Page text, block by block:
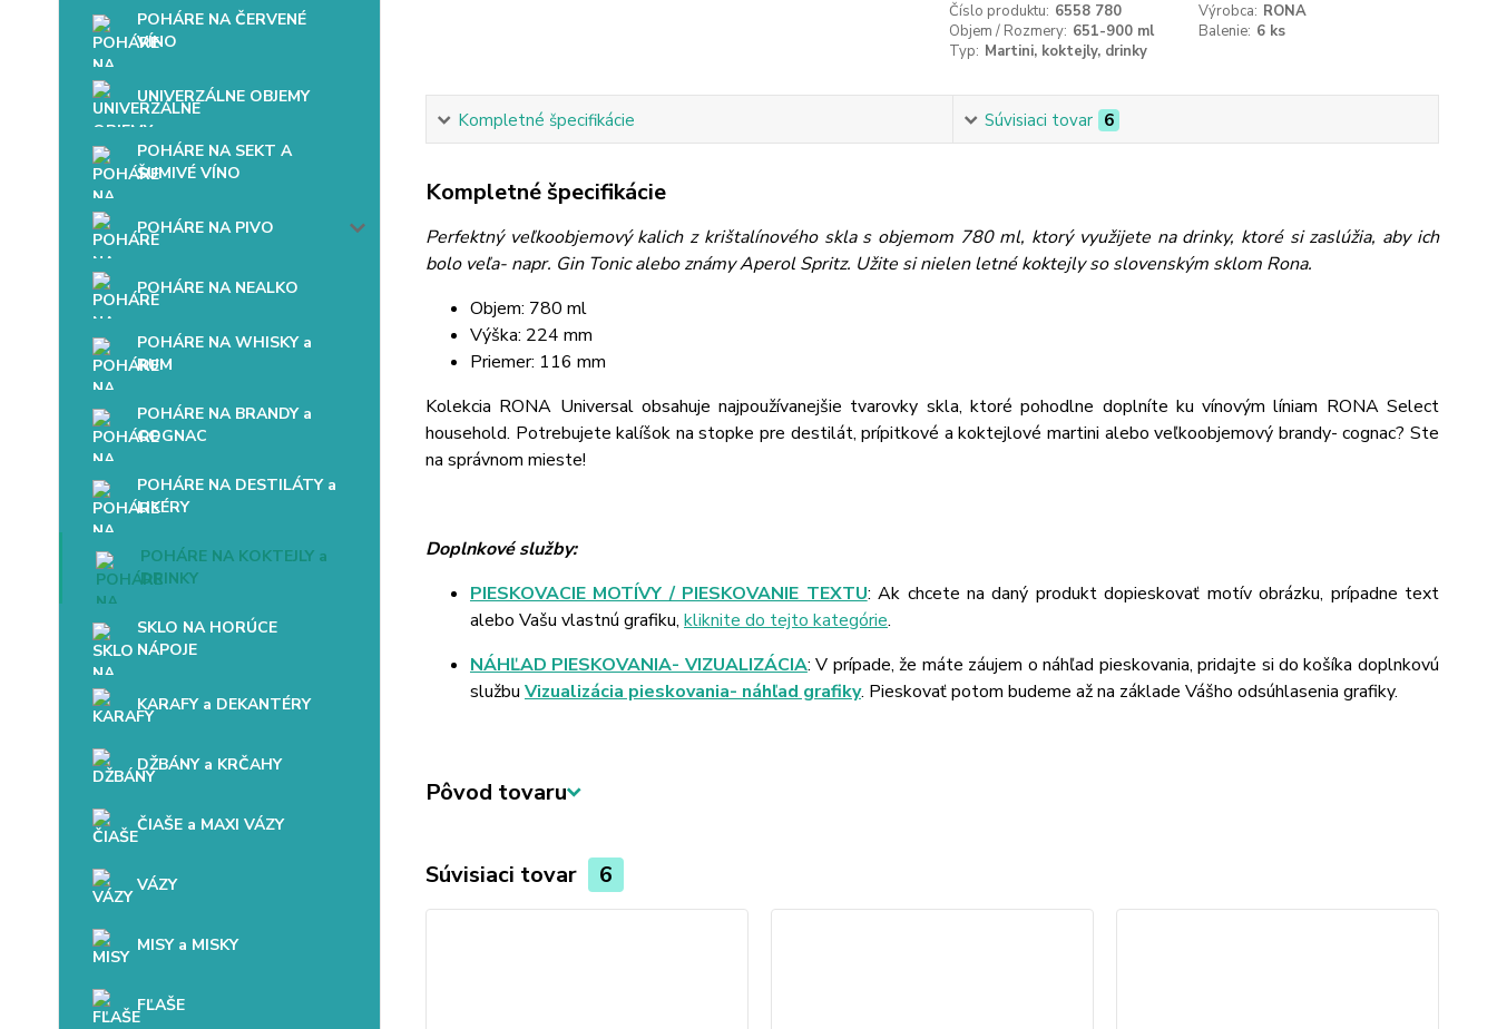
POHÁRE NA ČERVENÉ
VÍNO
UNIVERZÁLNE OBJEMY
POHÁRE NA SEKT A
ŠUMIVÉ VÍNO
POHÁRE NA PIVO
POHÁRE NA NEALKO
POHÁRE NA WHISKY a
RUM
POHÁRE NA BRANDY a
COGNAC
POHÁRE NA DESTILÁTY a
LIKÉRY
POHÁRE NA KOKTEJLY a
DRINKY
SKLO NA HORÚCE
NÁPOJE
KARAFY a DEKANTÉRY
DŽBÁNY a KRČAHY
ČIAŠE a MAXI VÁZY
VÁZY
MISY a MISKY
FĽAŠE
Číslo produktu: 6558 780 Výrobca: RONA
Objem / Rozmery: 651-900 ml Balenie: 6 ks
Typ: Martini, koktejly, drinky
Kompletné špecifikácie Súvisiaci tovar 6
Kompletné špecifikácie
Perfektný veľkoobjemový kalich z krištalínového skla s objemom 780 ml, ktorý využijete na drinky, ktoré si zaslúžia, aby ich
bolo veľa- napr. Gin Tonic alebo známy Aperol Spritz. Užite si nielen letné koktejly so slovenským sklom Rona.
Objem: 780 ml
Výška: 224 mm
Priemer: 116 mm
Kolekcia RONA Universal obsahuje najpoužívanejšie tvarovky skla, ktoré pohodlne doplníte ku vínovým líniam RONA Select
household. Potrebujete kalíšok na stopke pre destilát, prípitkové a koktejlové martini alebo veľkoobjemový brandy- cognac? Ste
na správnom mieste!
Doplnkové služby:
PIESKOVACIE MOTÍVY / PIESKOVANIE TEXTU: Ak chcete na daný produkt dopieskovať motív obrázku, prípadne text
alebo Vašu vlastnú grafiku, kliknite do tejto kategórie.
NÁHĽAD PIESKOVANIA- VIZUALIZÁCIA: V prípade, že máte záujem o náhľad pieskovania, pridajte si do košíka doplnkovú
službu Vizualizácia pieskovania- náhľad grafiky. Pieskovať potom budeme až na základe Vášho odsúhlasenia grafiky.
Pôvod tovaru
Súvisiaci tovar 6